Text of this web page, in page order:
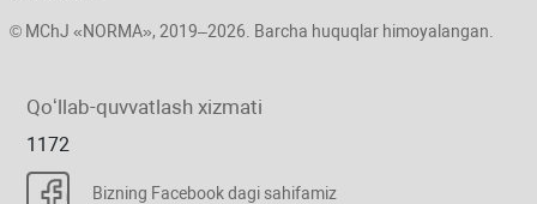
© MChJ «NORMA», 2019–2026. Barcha huquqlar himoyalangan.
Qoʻllab-quvvatlash хizmati
1172
Bizning Facebook dagi sahifamiz